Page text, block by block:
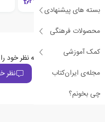
بسته های پیشنهادی
محصولات فرهنگی
کمک آموزشی
مجله‌ی ایران‌کتاب
چی بخونم؟
اولین نفری باشید که نظر
نظر